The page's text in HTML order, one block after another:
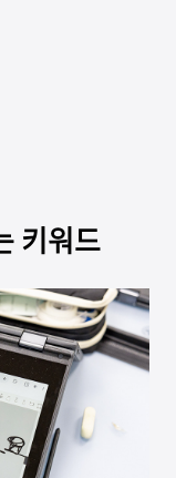
키워드